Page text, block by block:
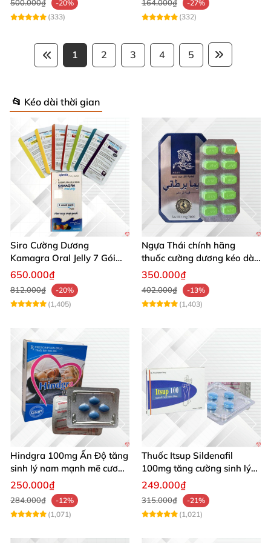
500.000₫
-20%
(333)
164.000₫
-27%
(332)
1 2 3 4 5
📂 Kéo dài thời gian
Siro Cường Dương
Kamagra Oral Jelly 7 Gói
100g tăng cường sinh lực
650.000₫
812.000₫
-20%
(1,405)
Ngựa Thái chính hãng
thuốc cường dương kéo dài
thời gian cho Nam hộp 10
350.000₫
402.000₫
-13%
(1,403)
Hindgra 100mg Ấn Độ tăng
sinh lý nam mạnh mẽ cương
dương lâu
250.000₫
284.000₫
-12%
(1,071)
Thuốc Itsup Sildenafil
100mg tăng cường sinh lý
kéo dài thời gian cho nam
249.000₫
315.000₫
-21%
(1,021)